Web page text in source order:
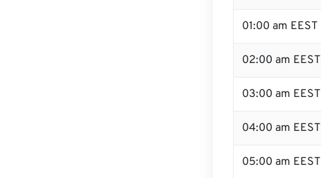
01:00 am EEST
02:00 am EEST
03:00 am EEST
04:00 am EEST
05:00 am EEST